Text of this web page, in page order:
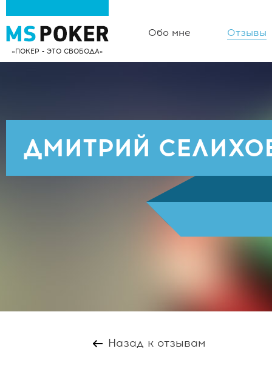
ПОКЕР - ЭТО СВОБОДА
Обо мне Отзывы
ДМИТРИЙ
Назад к отзывам